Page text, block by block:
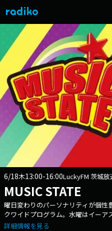
6/18木13:00-16:00LuckyFM 茨城放
MUSIC STATE
曜日変わりのパーソナリティが個性
クワイドプログラム。水曜はイー
送！ ▼13：30 「Music R」 音楽
詳細情報を見る